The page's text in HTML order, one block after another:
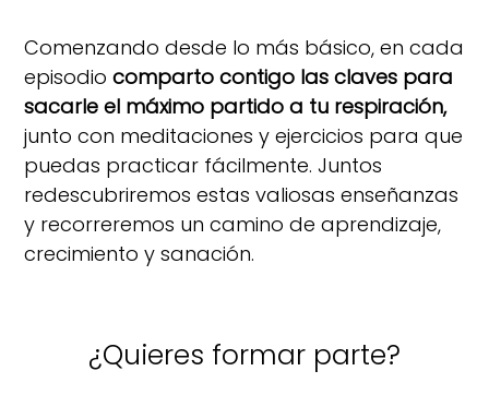
Comenzando desde lo más básico, en cada
episodiocomparto contigo las claves para
sacarle el máximo partido a tu respiración,
junto con meditaciones y ejercicios para que
puedas practicar fácilmente. Juntos
redescubriremos estas valiosas enseñanzas
y recorreremos un camino de aprendizaje,
crecimiento y sanación.
¿Quieres formar parte?